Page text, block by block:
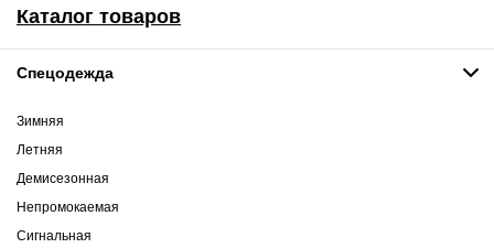
Каталог товаров
Спецодежда
Зимняя
Летняя
Демисезонная
Непромокаемая
Сигнальная